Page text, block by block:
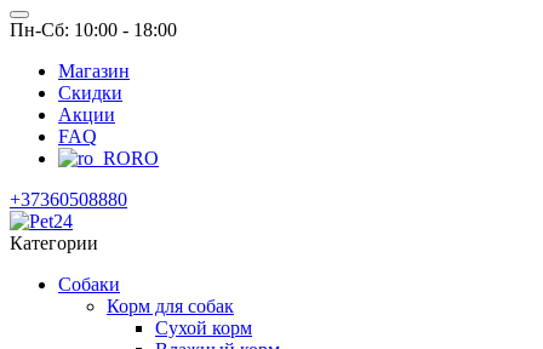
Пн-Сб: 10:00 - 18:00
Магазин
Скидки
Акции
FAQ
RO
+37360508880
Категории
Собаки
Корм для собак
Сухой корм